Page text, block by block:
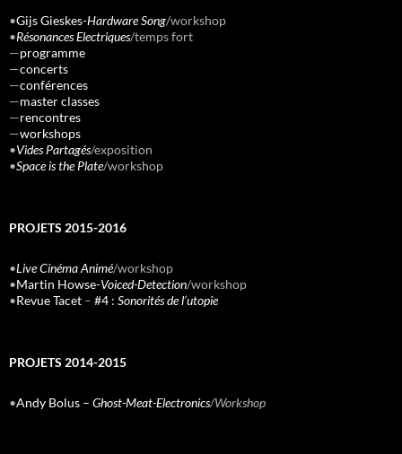
•Gijs Gieskes-Hardware Song/workshop
•Résonances Electriques/temps fort
—programme
—concerts
—conférences
—master classes
—rencontres
—workshops
•Vides Partagés/exposition
•Space is the Plate/workshop
PROJETS 2015-2016
•Live Cinéma Animé/workshop
•Martin Howse-Voiced-Detection/workshop
•Revue Tacet – #4 : Sonorités de l’utopie
PROJETS 2014-2015
•Andy Bolus – Ghost-Meat-Electronics/Workshop